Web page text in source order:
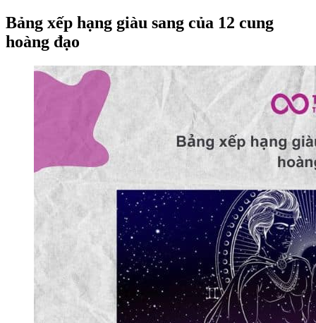
Bảng xếp hạng giàu sang của 12 cung
hoàng đạo